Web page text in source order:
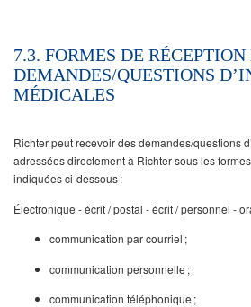
7.3. FORMES DE RÉCEPTION
DEMANDES/QUESTIONS
MÉDICALES
Richter peut recevoir des demandes/questions
adressées directement à Richter sous les
indiquées ci-dessous :
Électronique - écrit / postal - écrit / personnel -
communication par courriel ;
communication personnelle ;
communication téléphonique ;